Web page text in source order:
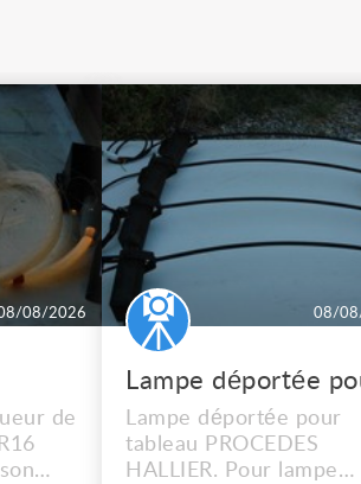
08/2026
de
08/
Lampe déportée pour
tableau PROCEDES
HALLIER. Pour lampe